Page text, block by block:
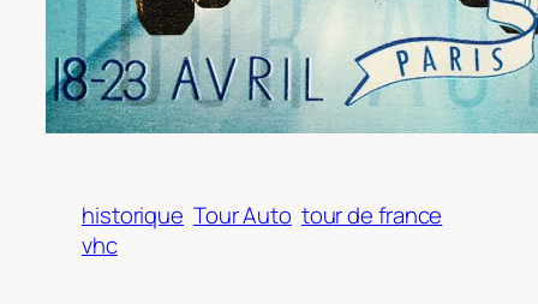
historique Tour Auto tour de france
vhc